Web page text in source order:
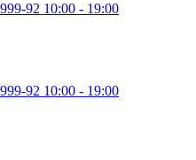
92 10:00 - 19:00
92 10:00 - 19:00